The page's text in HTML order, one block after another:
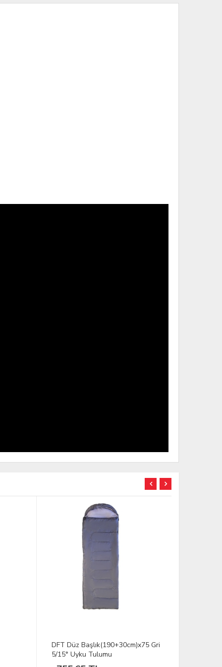
DFT Düz Başlık(190+30cm)x75 Gri
5/15° Uyku Tulumu